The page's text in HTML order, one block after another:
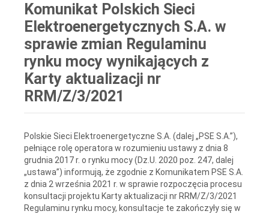
Komunikat Polskich Sieci
Elektroenergetycznych S.A. w
sprawie zmian Regulaminu
rynku mocy wynikających z
Karty aktualizacji nr
RRM/Z/3/2021
Polskie Sieci Elektroenergetyczne S.A. (dalej „PSE S.A.”),
pełniące rolę operatora w rozumieniu ustawy z dnia 8
grudnia 2017 r. o rynku mocy (Dz.U. 2020 poz. 247, dalej
„ustawa”) informują, że zgodnie z Komunikatem PSE S.A.
z dnia 2 września 2021 r. w sprawie rozpoczęcia procesu
konsultacji projektu Karty aktualizacji nr RRM/Z/3/2021
Regulaminu rynku mocy, konsultacje te zakończyły się w